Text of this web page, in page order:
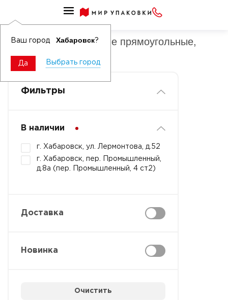
Ваш город Хабаровск?
Да Выбрать город
Упаковка для порционных десертов пластиковая
Коррексы пластиковые прямоугольные,
Фильтры
В наличии
г. Хабаровск, ул. Лермонтова, д.52
г. Хабаровск, пер. Промышленный,
д.8а (пер. Промышленный, 4 ст2)
Доставка
Новинка
Очистить